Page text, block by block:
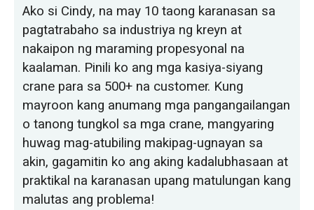
Ako si Cindy, na may 10 taong karanasan sa
pagtatrabaho sa industriya ng kreyn at
nakaipon ng maraming propesyonal na
kaalaman. Pinili ko ang mga kasiya-siyang
crane para sa 500+ na customer. Kung
mayroon kang anumang mga pangangailangan
o tanong tungkol sa mga crane, mangyaring
huwag mag-atubiling makipag-ugnayan sa
akin, gagamitin ko ang aking kadalubhasaan at
praktikal na karanasan upang matulungan kang
malutas ang problema!